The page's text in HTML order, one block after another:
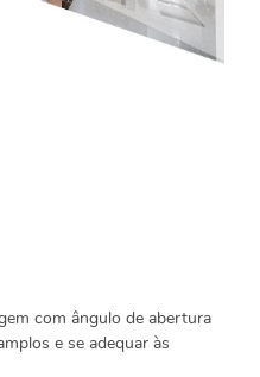
com ângulo de abertura
e se adequar às